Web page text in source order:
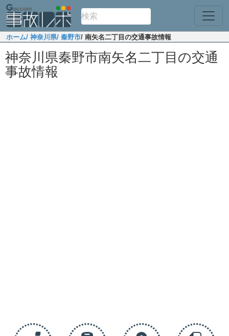
ホーム/ 神奈川県/ 秦野市/ 南矢名二丁目の交通事故情報
神奈川県秦野市南矢名二丁目の交通
事故情報